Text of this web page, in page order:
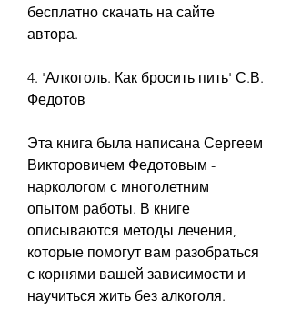
бесплатно скачать на сайте
автора.
4. 'Алкоголь. Как бросить пить' С.В.
Федотов
Эта книга была написана Сергеем
Викторовичем Федотовым -
наркологом с многолетним
опытом работы. В книге
описываются методы лечения,
которые помогут вам разобраться
с корнями вашей зависимости и
научиться жить без алкоголя.